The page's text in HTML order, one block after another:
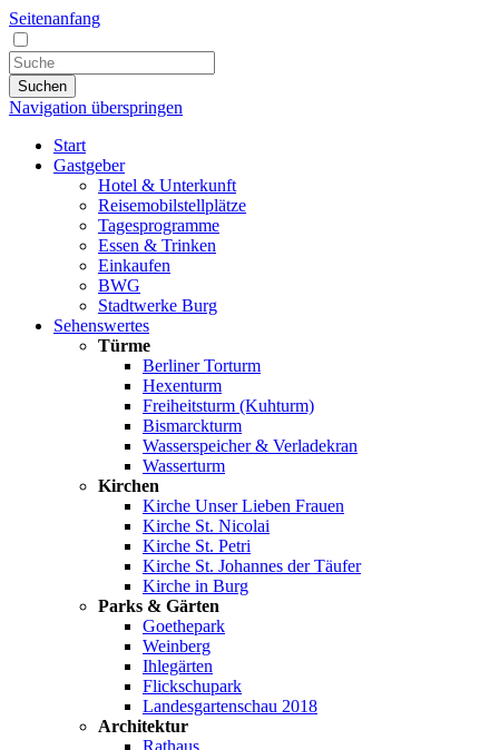
Seitenanfang
Suchen
Navigation überspringen
Start
Gastgeber
Hotel & Unterkunft
Reisemobilstellplätze
Tagesprogramme
Essen & Trinken
Einkaufen
BWG
Stadtwerke Burg
Sehenswertes
Türme
Berliner Torturm
Hexenturm
Freiheitsturm (Kuhturm)
Bismarckturm
Wasserspeicher & Verladekran
Wasserturm
Kirchen
Kirche Unser Lieben Frauen
Kirche St. Nicolai
Kirche St. Petri
Kirche St. Johannes der Täufer
Kirche in Burg
Parks & Gärten
Goethepark
Weinberg
Ihlegärten
Flickschupark
Landesgartenschau 2018
Architektur
Rathaus